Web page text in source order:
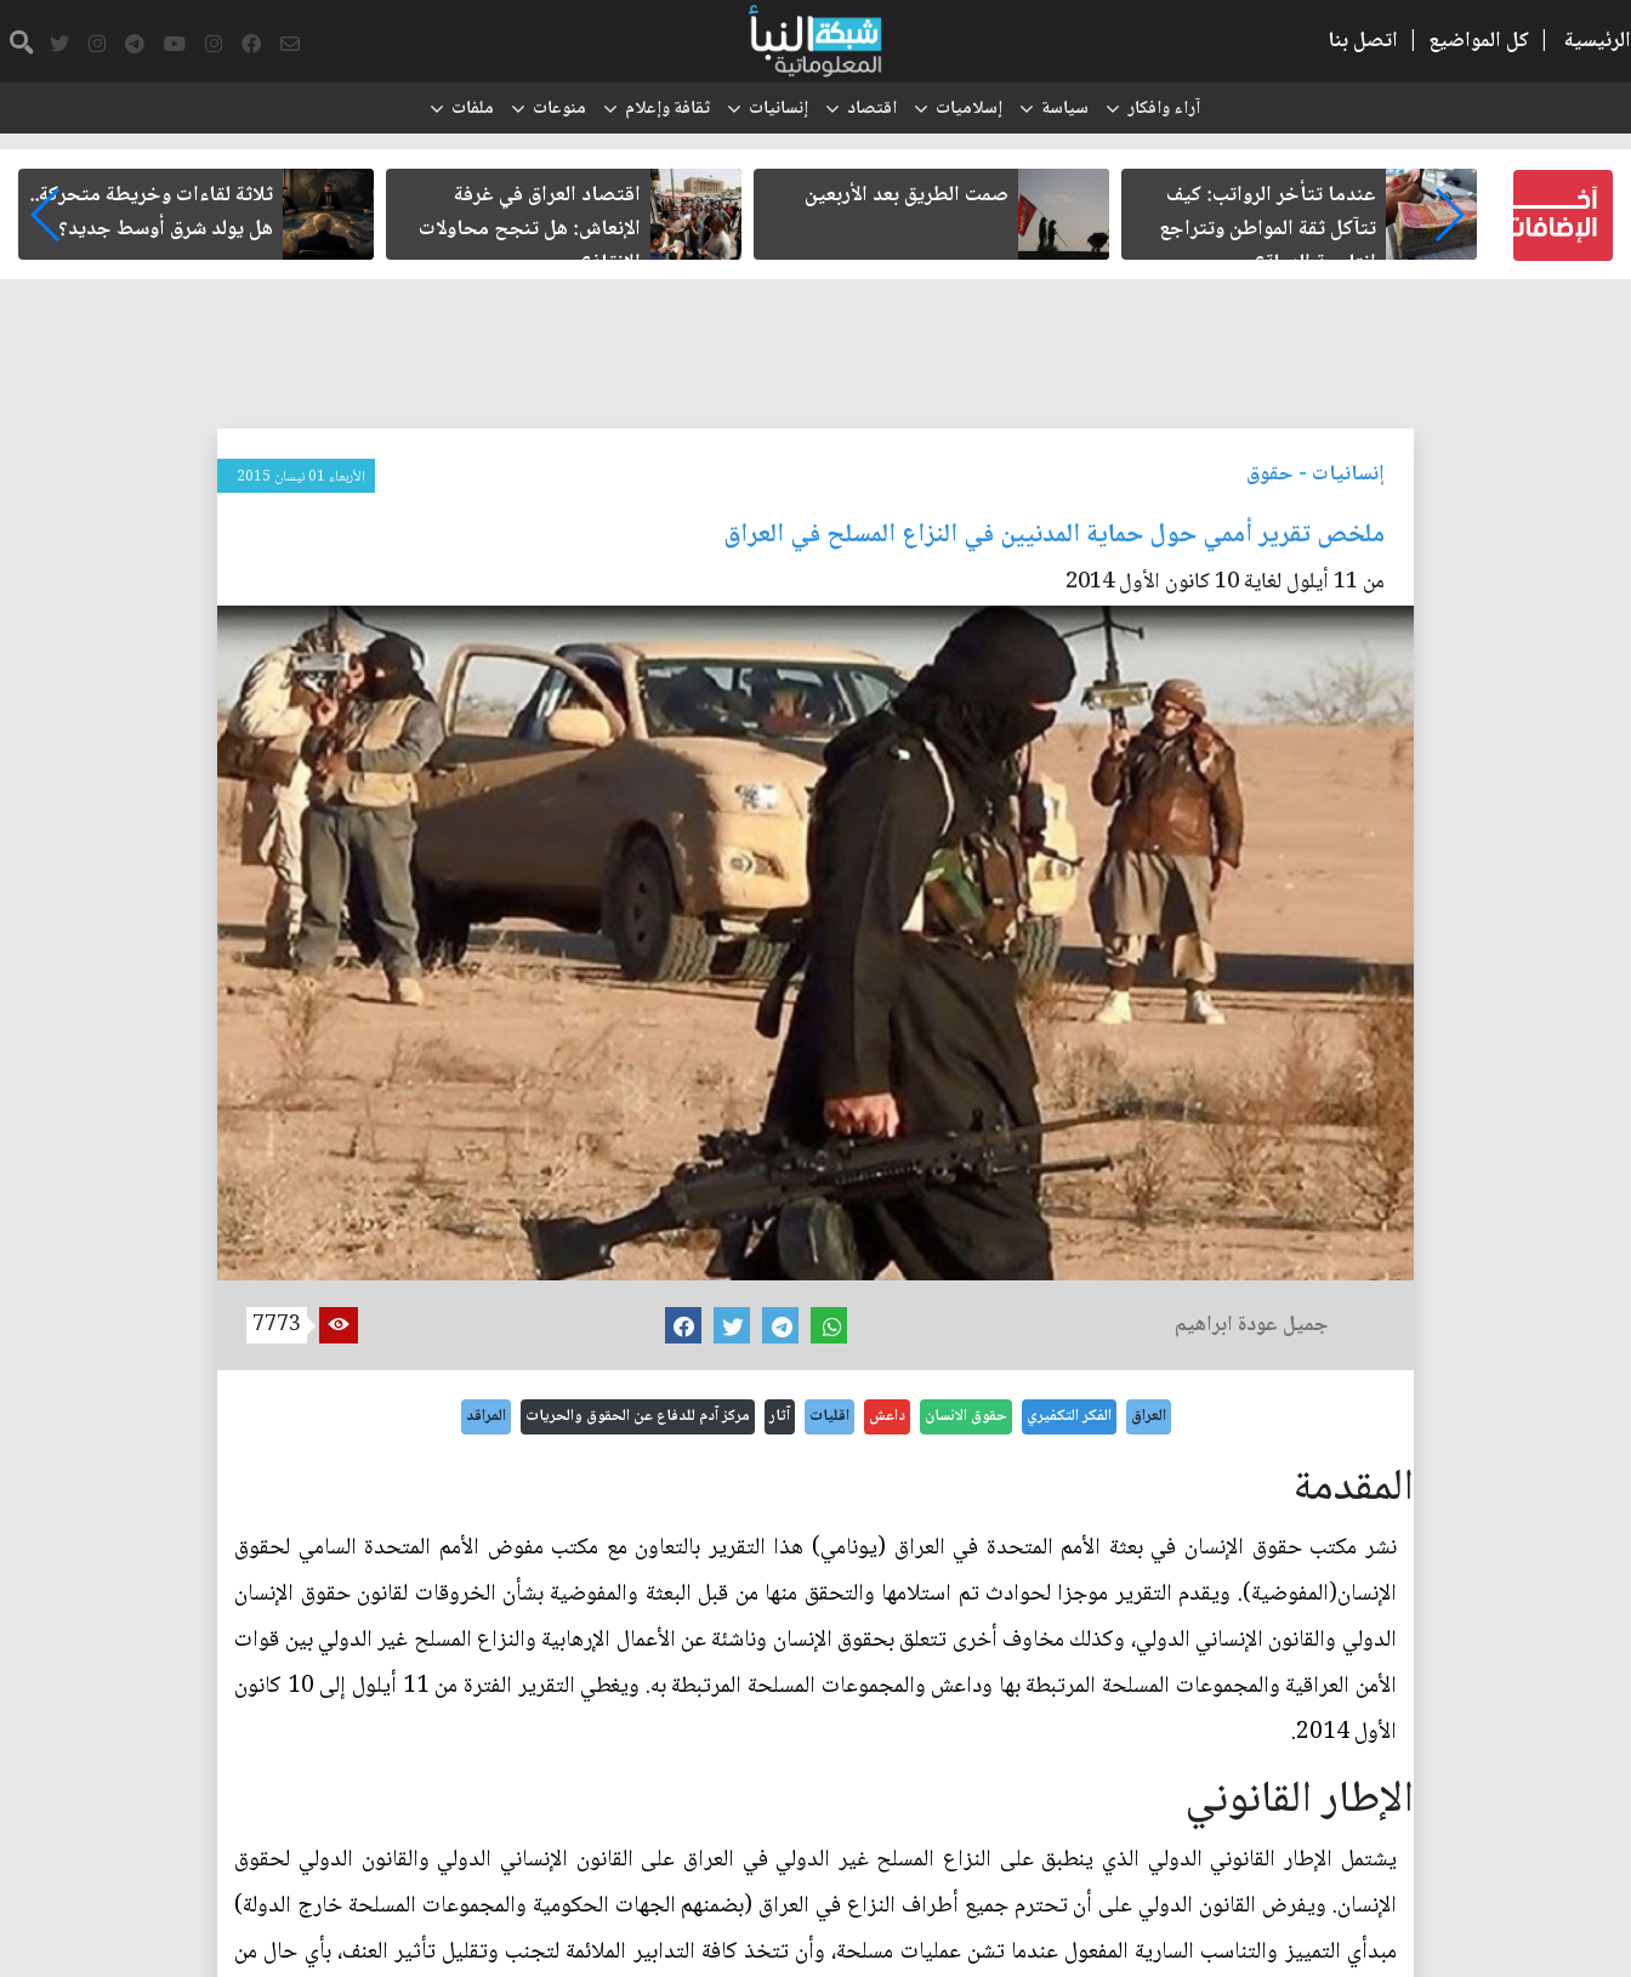
الرئيسية | كل المواضيع | اتصل بنا
آراء وافكار سياسة إسلاميات اقتصاد إنسانيات ثقافة وإعلام منوعات ملفات
حين
عندما تتأخر الرواتب: كيف
تتآكل ثقة المواطن وتتراجع
إنتاجية الدولة؟
صمت الطريق بعد الأربعين
اقتصاد العراق في غرفة
الإنعاش: هل تنجح محاولات
الإنقاذ؟
ثلاثة لقاءات وخريطة متحركة..
هل يولد شرق أوسط جديد؟
إنسانيات - حقوق الأربعاء 01 نيسان 2015
ملخص تقرير أممي حول حماية المدنيين في النزاع المسلح في العراق
من 11 أيلول لغاية 10 كانون الأول 2014
جميل عودة ابراهيم 7773
العراق الفكر التكفيري حقوق الانسان داعش اقليات آثار مركز آدم للدفاع عن الحقوق والحريات المراقد
المقدمة
نشر مكتب حقوق الإنسان في بعثة الأمم المتحدة في العراق (يونامي) هذا التقرير بالتعاون مع مكتب مفوض الأمم المتحدة السامي لحقوق
الإنسان(المفوضية). ويقدم التقرير موجزا لحوادث تم استلامها والتحقق منها من قبل البعثة والمفوضية بشأن الخروقات لقانون حقوق الإنسان
الدولي والقانون الإنساني الدولي، وكذلك مخاوف أخرى تتعلق بحقوق الإنسان وناشئة عن الأعمال الإرهابية والنزاع المسلح غير الدولي بين قوات
الأمن العراقية والمجموعات المسلحة المرتبطة بها وداعش والمجموعات المسلحة المرتبطة به. ويغطي التقرير الفترة من 11 أيلول إلى 10 كانون
الأول 2014.
الإطار القانوني
يشتمل الإطار القانوني الدولي الذي ينطبق على النزاع المسلح غير الدولي في العراق على القانون الإنساني الدولي والقانون الدولي لحقوق
الإنسان. ويفرض القانون الدولي على أن تحترم جميع أطراف النزاع في العراق (بضمنهم الجهات الحكومية والمجموعات المسلحة خارج الدولة)
مبدأي التمييز والتناسب السارية المفعول عندما تشن عمليات مسلحة، وأن تتخذ كافة التدابير الملائمة لتجنب وتقليل تأثير العنف، بأي حال من